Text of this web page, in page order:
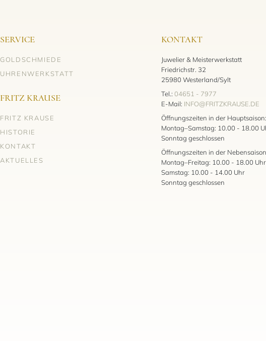
SERVICE
GOLDSCHMIEDE
UHRENWERKSTATT
FRITZ KRAUSE
FRITZ KRAUSE
HISTORIE
KONTAKT
AKTUELLES
KONTAKT
Juwelier & Meisterwerkstatt
Friedrichstr. 32
25980 Westerland/Sylt
Tel.: 04651 - 7977
E-Mail: INFO@FRITZKRAUSE.DE
Öffnungszeiten in der Hauptsaison:
Montag–Samstag: 10.00 - 18.00
Sonntag geschlossen
Öffnungszeiten in der
Montag–Freitag: 10.00 - 18.00 Uhr
Samstag: 10.00 - 14.00 Uhr
Sonntag geschlossen